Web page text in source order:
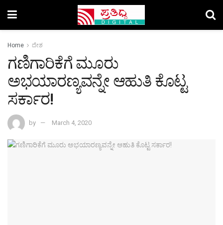
Home ದೇಶ
ಗಣಿಗಾರಿಕೆಗೆ ಮೂರು
ಅಭಯಾರಣ್ಯವನ್ನೇ ಆಹುತಿ ಕೊಟ್ಟ
ಸರ್ಕಾರ!
by March 4, 2020